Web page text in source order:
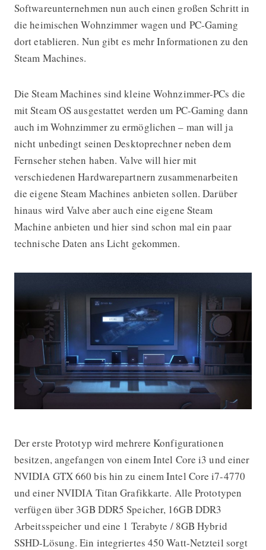
Softwareunternehmen nun auch einen großen Schritt in
die heimischen Wohnzimmer wagen und PC-Gaming
dort etablieren. Nun gibt es mehr Informationen zu den
Steam Machines.
Die Steam Machines sind kleine Wohnzimmer-PCs die
mit Steam OS ausgestattet werden um PC-Gaming dann
auch im Wohnzimmer zu ermöglichen – man will ja
nicht unbedingt seinen Desktoprechner neben dem
Fernseher stehen haben. Valve will hier mit
verschiedenen Hardwarepartnern zusammenarbeiten
die eigene Steam Machines anbieten sollen. Darüber
hinaus wird Valve aber auch eine eigene Steam
Machine anbieten und hier sind schon mal ein paar
technische Daten ans Licht gekommen.
Der erste Prototyp wird mehrere Konfigurationen
besitzen, angefangen von einem Intel Core i3 und einer
NVIDIA GTX 660 bis hin zu einem Intel Core i7-4770
und einer NVIDIA Titan Grafikkarte. Alle Prototypen
verfügen über 3GB DDR5 Speicher, 16GB DDR3
Arbeitsspeicher und eine 1 Terabyte / 8GB Hybrid
SSHD-Lösung. Ein integriertes 450 Watt-Netzteil sorgt